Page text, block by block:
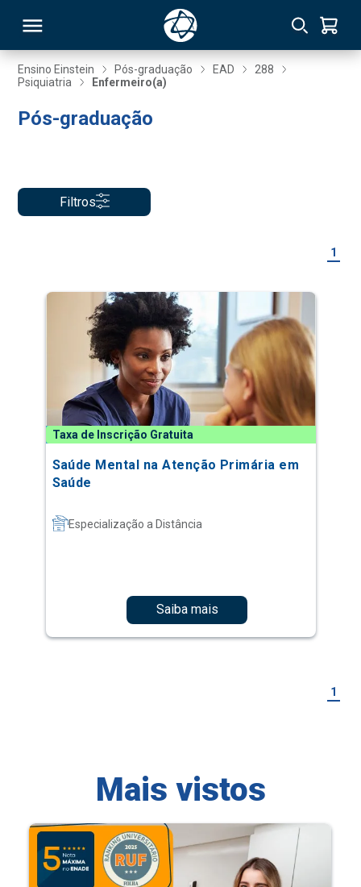
Ensino Einstein Pós-graduação EAD
288
Psiquiatria
Enfermeiro(a)
Pós-graduação
Filtros
1
Taxa de Inscrição Gratuita
Saúde Mental na Atenção Primária em
Saúde
Especialização a Distância
Saiba mais
1
Mais vistos